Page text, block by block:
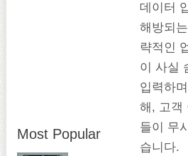
Most Popular
데이터
해방되
략적인
이 사실
입력하
해, 고객
들이 무
습니다.